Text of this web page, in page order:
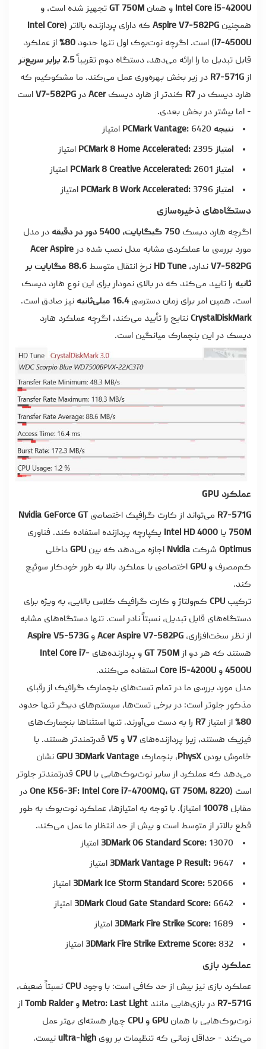
Intel Core i5-4200U و همان GT 750M تجهیز شده است، و
همچنین Aspire V7-582PG که دارای پردازنده بالاتر (Intel Core
i7-4500U) است. اگرچه نوت‌بوک اول تنها حدود 80%
از عملکرد
قابل تبدیل ما را ارائه می‌دهد، دستگاه دوم تقریباً 2.5 برابر سریع‌تر
ازR7-571G در زیر بخش بهره‌وری عمل می‌کند. ما مشکوکیم که
هارد دیسک درR7 کندتر از هارد دیسکAcer درV7-582PG است
- اما بیشتر در بخش بعدی.
نتیجه PCMark Vantage: 6420 امتیاز
امتیاز PCMark 8 Home Accelerated: 2395 امتیاز
امتیاز PCMark 8 Creative Accelerated: 2601 امتیاز
امتیاز PCMark 8 Work Accelerated: 3796 امتیاز
دستگاه‌های ذخیره‌سازی
اگرچه هارد دیسک 750 گیگابایت، 5400 دور در دقیقه
در مدل
مورد بررسی ما عملکردی مشابه مدل نصب شده درAcer Aspire
V7-582PG ندارد، HD Tune نرخ انتقال متوسط
88.6 مگابایت بر
ثانیه را تایید می‌کند که در بالای نمودار برای این نوع هارد دیسک
است. همین امر برای زمان دسترسی16.4 میلی‌ثانیه
نیز صادق است.
CrystalDiskMark نتایج را تأیید می‌کند، اگرچه عملکرد هارد
دیسک در این بنچمارک میانگین است.
عملکرد GPU
R7-571G می‌تواند از کارت گرافیک اختصاصیNvidia GeForce GT
750M یا Intel HD 4000 یکپارچه پردازنده استفاده کند. فناوری
Optimus شرکت Nvidia اجازه می‌دهد که بین GPU داخلی
کم‌مصرف و GPU اختصاصی با عملکرد بالا به طور خودکار سوئیچ
کند.
ترکیب CPU کم‌ولتاژ و کارت گرافیک کلاس بالایی، به ویژه برای
دستگاه‌های قابل تبدیل، نسبتاً نادر است. تنها دستگاه‌های مشابه
از نظر سخت‌افزاری، Acer Aspire V7-582PG و Aspire V5-573G
هستند که هر دو از GT 750M و پردازنده‌های Intel Core i7-
4500U و Core i5-4200U استفاده می‌کنند.
مدل مورد بررسی ما در تمام تست‌های بنچمارک گرافیک از رقبای
مذکور جلوتر است: در برخی تست‌ها، سیستم‌های دیگر تنها حدود
80%
از امتیاز R7 را به دست می‌آورند. تنها استثناها بنچمارک‌های
فیزیک هستند، زیرا پردازنده‌های V7 و V5 قدرتمندتر هستند. با
خاموش بودن PhysX، بنچمارک GPU 3DMark Vantage نشان
می‌دهد که عملکرد از سایر نوت‌بوک‌هایی با CPU قدرتمندتر جلوتر
است (One K56-3F: Intel Core i7-4700MQ، GT 750M، 8220 در
مقابل 10078 امتیاز). با توجه به امتیازها، عملکرد نوت‌بوک به طور
قطع بالاتر از متوسط است و بیش از حد انتظار ما عمل می‌کند.
3DMark 06 Standard Score: 13070 امتیاز
3DMark Vantage P Result: 9647 امتیاز
3DMark Ice Storm Standard Score: 52066 امتیاز
3DMark Cloud Gate Standard Score: 6642 امتیاز
3DMark Fire Strike Score: 1689 امتیاز
3DMark Fire Strike Extreme Score: 832 امتیاز
عملکرد بازی
عملکرد بازی نیز بیش از حد کافی است: با وجود CPU نسبتاً ضعیف،
R7-571G در بازی‌هایی مانند Metro: Last Light وTomb Raider از
نوت‌بوک‌هایی با همان GPU و CPU چهار هسته‌ای بهتر عمل
می‌کند - حداقل زمانی که تنظیمات بر روی ultra-high نیست.